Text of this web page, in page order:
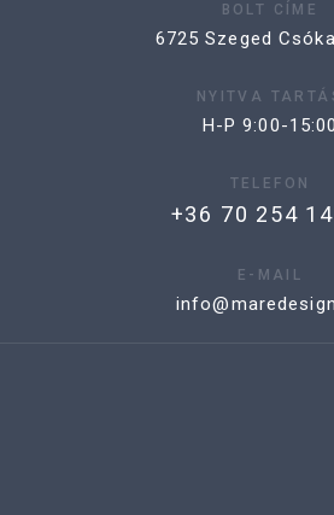
BOLT CÍME
6725 Szeged
NYITVA
H-P 9:00-15:00
TELEFON
+36 70 254
E-MAIL